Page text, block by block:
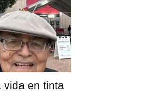
vida en tinta